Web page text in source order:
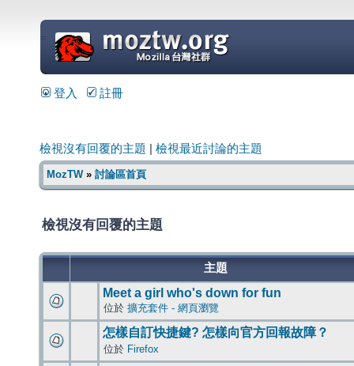
=
登入 註冊
檢視沒有回覆的主題 檢視最近討論的主題
MozTW» 討論區首頁
檢視沒有回覆的主題
主題
Meet a girl who's down for fun
位於 擴充套件 - 網頁瀏覽
怎樣自訂快捷鍵? 怎樣向官方回報故障？
位於 Firefox